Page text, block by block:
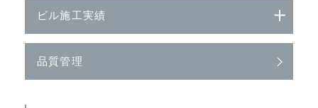
ビル施工実績
品質管理